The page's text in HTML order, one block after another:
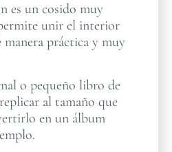
es un cosido muy
unir el interior
práctica y muy
o pequeño libro de
al tamaño que
en un álbum